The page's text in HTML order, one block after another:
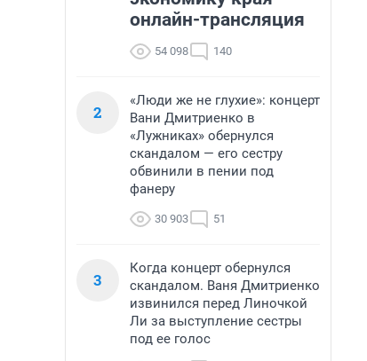
онлайн-трансляция
54 098 140
2
«Люди же не глухие»: концерт
Вани Дмитриенко в
«Лужниках» обернулся
скандалом — его сестру
обвинили в пении под
фанеру
30 903 51
3
Когда концерт обернулся
скандалом. Ваня Дмитриенко
извинился перед Линочкой
Ли за выступление сестры
под ее голос